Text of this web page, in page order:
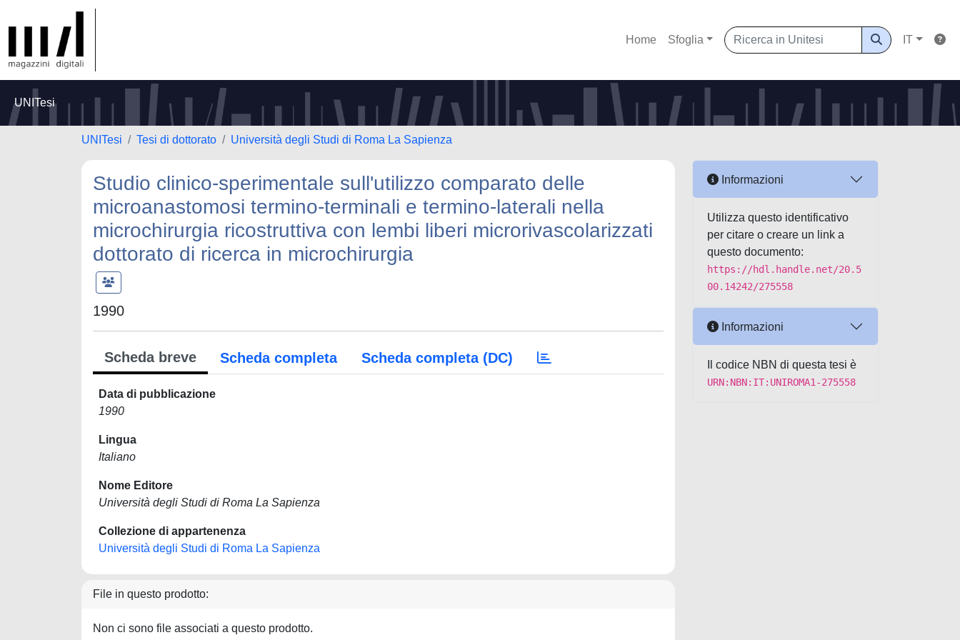
Home Sfoglia IT
UNITesi
UNITesi Tesi di dottorato Università degli Studi di Roma La Sapienza
Studio clinico-sperimentale sull'utilizzo comparato delle
microanastomosi termino-terminali e termino-laterali nella
microchirurgia ricostruttiva con lembi liberi microrivascolarizzati
dottorato di ricerca in microchirurgia
1990
Scheda breve Scheda completa Scheda completa (DC)
Data di pubblicazione
1990
Lingua
Italiano
Nome Editore
Università degli Studi di Roma La Sapienza
Collezione di appartenenza
Università degli Studi di Roma La Sapienza
File in questo prodotto:
Non ci sono file associati a questo prodotto.
Informazioni
Utilizza questo identificativo
per citare o creare un link a
questo documento:
https://hdl.handle.net/20.5
00.14242/275558
Informazioni
Il codice NBN di questa tesi è
URN:NBN:IT:UNIROMA1-275558